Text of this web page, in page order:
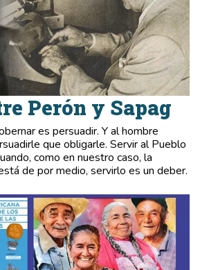
Perón y Sapag
es persuadir. Y al hombre
que obligarle. Servir al Pueblo
como en nuestro caso, la
de por medio, servirlo es un deber.